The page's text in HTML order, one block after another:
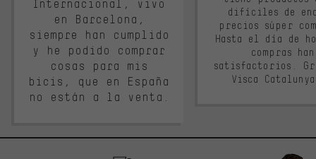
Internacional, vivo
en Barcelona,
siempre han cumplido
y he podido comprar
cosas para mis
bicis, que en España
no están a la venta.
difíciles de
precios súper
Hasta el día de
compras
satisfactorios.
Visca